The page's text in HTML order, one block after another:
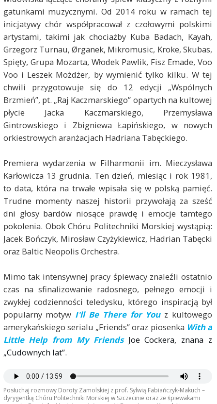
gatunkami muzycznymi. Od 2014 roku w ramach tej
inicjatywy chór współpracował z czołowymi polskimi
artystami, takimi jak chociażby Kuba Badach, Kayah,
Grzegorz Turnau, Ørganek, Mikromusic, Kroke, Skubas,
Spięty, Grupa Mozarta, Włodek Pawlik, Fisz Emade, Voo
Voo i Leszek Możdżer, by wymienić tylko kilku. W tej
chwili przygotowuje się do 12 edycji „Wspólnych
Brzmień”, pt. „Raj Kaczmarskiego” opartych na kultowej
płycie Jacka Kaczmarskiego, Przemysława
Gintrowskiego i Zbigniewa Łapińskiego, w nowych
orkiestrowych aranżacjach Hadriana Tabęckiego.
Premiera wydarzenia w Filharmonii im. Mieczysława
Karłowicza 13 grudnia. Ten dzień, miesiąc i rok 1981,
to data, która na trwałe wpisała się w polską pamięć.
Trudne momenty naszej historii przywołają za sześć
dni głosy bardów niosące prawdę i emocje tamtego
pokolenia. Obok Chóru Politechniki Morskiej wystąpią:
Jacek Bończyk, Mirosław Czyżykiewicz, Hadrian Tabęcki
oraz Baltic Neopolis Orchestra.
Mimo tak intensywnej pracy śpiewacy znaleźli ostatnio
czas na sfinalizowanie radosnego, pełnego emocji i
zwykłej codzienności teledysku, którego inspiracją był
popularny motyw I'll Be There for Youz kultowego
amerykańskiego serialu „Friends” oraz piosenka With a
Little Help from My Friends Joe Cockera, znana z
„Cudownych lat”.
Posłuchaj rozmowy Doroty Zamolskiej z prof. Sylwią Fabiańczyk-Makuch –
dyrygentką Chóru Politechniki Morskiej w Szczecinie oraz ze śpiewakami